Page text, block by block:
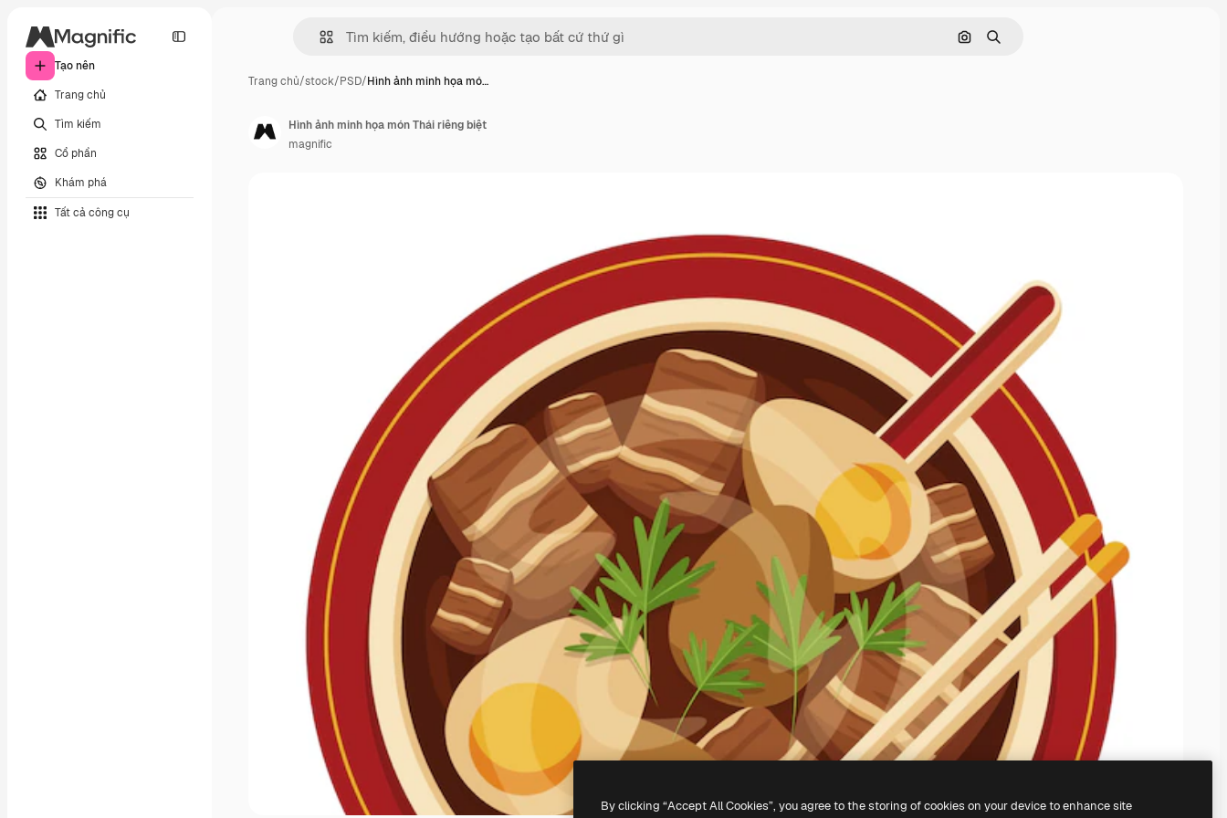
Tạo nên
Trang chủ
Tìm kiếm
Cổ phần
Khám phá
Tất cả công cụ
Tìm kiếm bằng hình ảnh
Tìm kiếm
Trang chủ/stock/PSD/Hình ảnh minh họa mó…
Hình ảnh minh họa món Thái riêng biệt
magnific
By clicking “Accept All Cookies”, you agree to the storing of cookies on your device to enhance site